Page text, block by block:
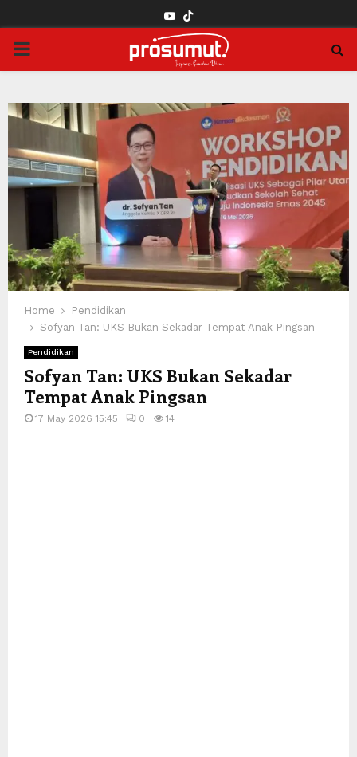
YOUTUBE
PRIMARY
Home
Pendidikan
Sofyan Tan: UKS Bukan Sekadar Tempat Anak Pingsan
Pendidikan
Sofyan Tan: UKS Bukan Sekadar
Tempat Anak Pingsan
17 May 2026 15:45 0 14